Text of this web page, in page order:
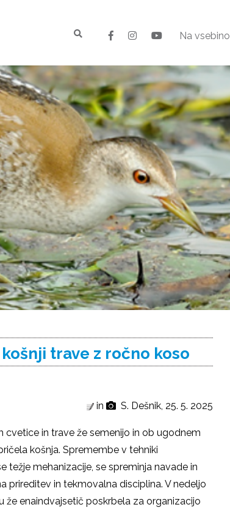
Na vsebino
trave z ročno koso
in S. Dešnik, 25. 5. 2025
cvetice in trave že semenijo in ob ugodnem
košnja. Spremembe v tehniki
mehanizacije, se spreminja navade in
prireditev in tekmovalna disciplina. V nedeljo
že enaindvajsetič poskrbela za organizacijo